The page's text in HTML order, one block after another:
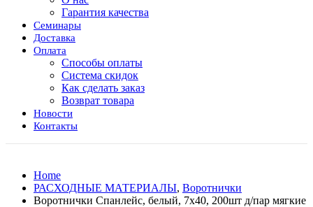
Гарантия качества
Семинары
Доставка
Оплата
Способы оплаты
Система скидок
Как сделать заказ
Возврат товара
Новости
Контакты
Home
РАСХОДНЫЕ МАТЕРИАЛЫ, Воротнички
Воротнички Спанлейс, белый, 7х40, 200шт д/пар мягкие